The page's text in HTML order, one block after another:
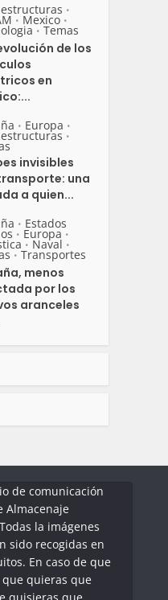
•
• Mexico •
• Temas
de los
en
• Europa •
•
invisibles
una
a quien...
• Estados
• Europa •
• Naval •
• Transportes
menos
por los
aranceles
de comunicación
Almacenaje
la imágenes
sido recogidas en
En caso de que
quieras que
quisieras que